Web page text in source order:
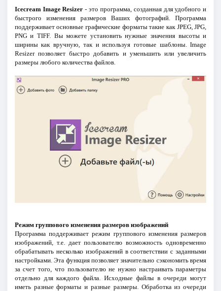
Icecream Image Resizer - это программа, созданная для удобного и
быстрого изменения размеров Ваших фотографий. Программа
поддерживает основные графические форматы такие как JPEG, JPG,
PNG и TIFF. Вы можете установить нужные значения высоты и
ширины как вручную, так и используя готовые шаблоны. Image
Resizer позволяет быстро добавить и уменьшить или увеличить
размеры любого количества файлов.
Режим группового изменения размеров изображений
Программа поддерживает режим группового изменения размеров
изображений, т.е. дает пользователю возможность одновременно
обрабатывать несколько изображений в соответствии с заданными
настройками. Эта функция позволяет значительно сэкономить время
за счет того, что пользователю не нужно настраивать параметры
отдельно для каждого файла. Исходные файлы в очереди могут
иметь разные форматы и разные размеры. Обработка из очереди